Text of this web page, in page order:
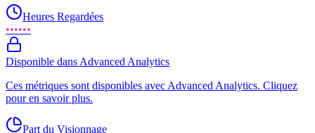
Heures Regardées
••••••
Disponible dans Advanced Analytics
Ces métriques sont disponibles avec Advanced Analytics. Cliquez
pour en savoir plus.
Part du Visionnage